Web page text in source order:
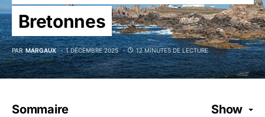
Bretonnes
PAR MARGAUX 1 DÉCEMBRE 2025 12 MINUTES DE LECTURE
Sommaire Show